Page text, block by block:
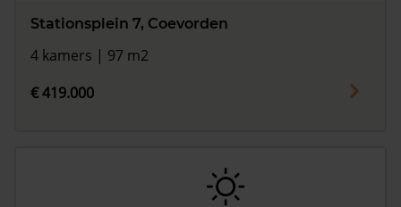
Stationsplein 7, Coevorden
4 kamers | 97 m2
€ 419.000